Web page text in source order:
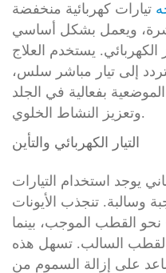
تيارات كهربائية منخفضة
ويعمل بشكل أساسي
الكهربائي. يستخدم العلاج
إلى تيار مباشر سلس،
بفعالية في الجلد
وتعزيز النشاط الخلوي.
التيار الكهربائي والتأين
يوجد استخدام التيارات
وسالبة. تنجذب الأيونات
نحو القطب الموجب، بينما
القطب السالب. تسهل هذه
على إزالة السموم من